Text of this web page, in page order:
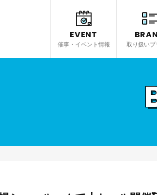
EVENT
催事・ イベント情報 取り扱いブ